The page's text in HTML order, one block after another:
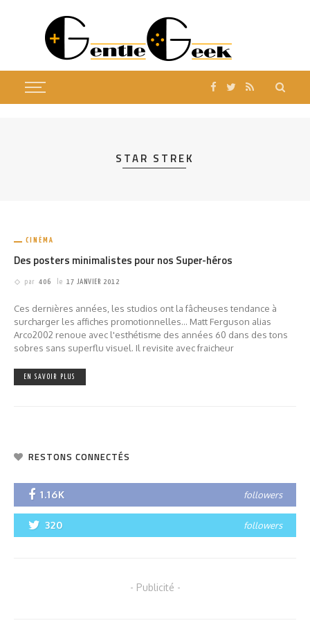
STAR STREK
CINÉMA
Des posters minimalistes pour nos Super-héros
par 406 le 17 JANVIER 2012
Ces dernières années, les studios ont la fâcheuses tendance à
surcharger les affiches promotionnelles... Matt Ferguson alias
Arco2002 renoue avec l'esthétisme des années 60 dans des tons
sobres sans superflu visuel. Il revisite avec fraicheur
EN SAVOIR PLUS
RESTONS CONNECTÉS
1.16K followers
320 followers
- Publicité -